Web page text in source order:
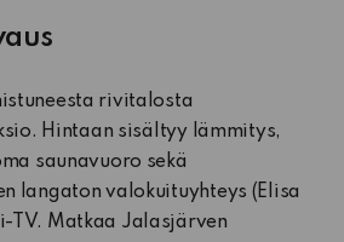
rivitalosta
Hintaan sisältyy lämmitys,
saunavuoro sekä
langaton valokuituyhteys (Elisa
TV. Matkaa Jalasjärven